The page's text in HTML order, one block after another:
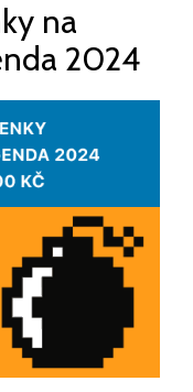
na
2024